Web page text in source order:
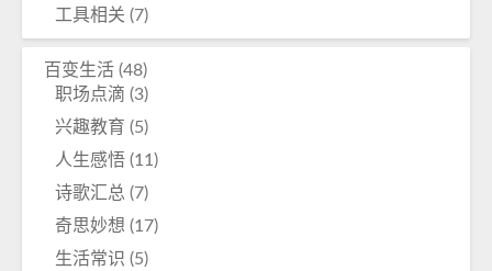
工具相关 (7)
百变生活 (48)
职场点滴 (3)
兴趣教育 (5)
人生感悟 (11)
诗歌汇总 (7)
奇思妙想 (17)
生活常识 (5)